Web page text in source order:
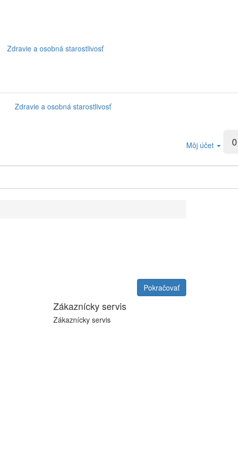
Zdravie a osobná starostlivosť
Zdravie a osobná starostlivosť
0
Môj účet
Pokračovať
Zákaznícky servis
Zákaznícky servis